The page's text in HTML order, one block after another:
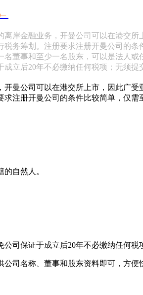
岸金融业务，开曼公司可以在港交
务筹划。注册要求注册开曼公司的
董事和至少一名股东，可以是法人
立后20年不必缴纳任何税项；无须
曼公司可以在港交所上市，因此广
注册开曼公司的条件比较简单，仅需
自然人。
司保证于成立后20年不必缴纳任何税
司名称、董事和股东资料即可，方便